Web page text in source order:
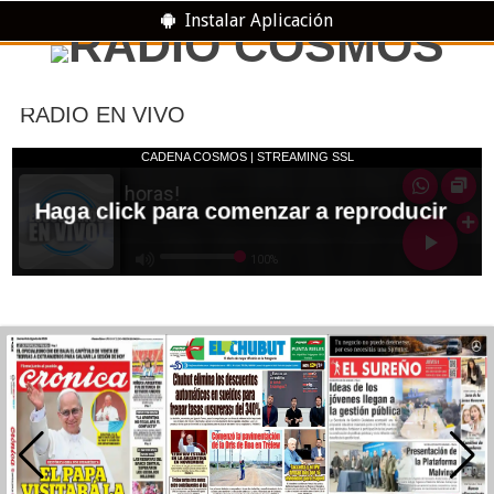
Instalar Aplicación
RADIO EN VIVO